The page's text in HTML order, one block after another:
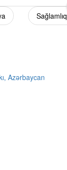
Sağlamlıq
Azərbaycan